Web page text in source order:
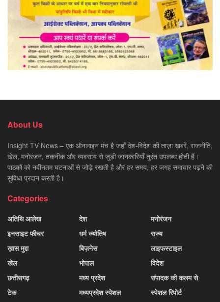
About Us
Insight TV News – एक ऑनलाइन मंच है जहाँ देश-विदेश की ताज़ा ख़बरें, राजनीति,
खेल, मनोरंजन, तकनीक और व्यवसाय से जुड़ी जानकारियाँ तुरंत उपलब्ध होती हैं।
पाठकों को नवीनतम घटनाओं से जोड़े रखती है और हर समय, हर जगह समाचार पढ़ने की
सुविधा प्रदान करती है।
Categories
अतिथि आलेख
इनसाइट फीचर
ख़ास मुद्दा
खेल
छत्तीसगढ़
टेक
देश
धर्म ज्योतिष
बिज़नेस
भोपाल
मध्य प्रदेश
मध्यप्रदेश स्पेशल
मनोरंजन
राज्य
लाइफस्टाइल
विदेश
संपादक की कलम से
स्पेशल रिपोर्ट